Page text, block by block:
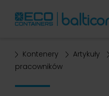
Kontenery Artykuły
pracowników